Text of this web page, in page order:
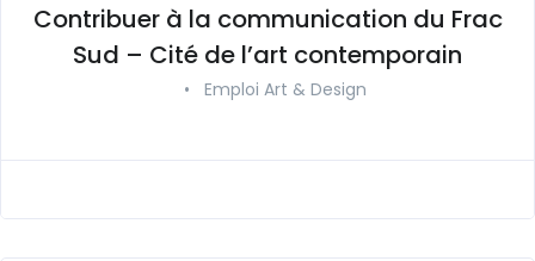
Contribuer à la communication du Frac
Sud – Cité de l’art contemporain
• Emploi Art & Design